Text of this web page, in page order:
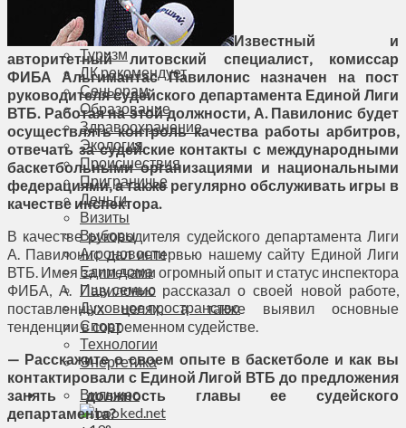
Больше
Фоторепортаж
Туризм
ЛК рекомендует
Сеньорам
Образование
Здравоохранение
Экология
Происшествия
Приграничье
Деньги
Визиты
Выборы
Агроновости
Едим дома
Ищу семью
Духовное пространство
Спорт
Технологии
Энергетика
Вильнюс
Известный и
авторитетный литовский специалист, комиссар
ФИБА Альгимантас Павилонис назначен на пост
руководителя судейского департамента Единой Лиги
ВТБ. Работая на этой должности, А. Павилонис будет
осуществлять контроль качества работы арбитров,
отвечать за судейские контакты с международными
баскетбольными организациями и национальными
федерациями, а также регулярно обслуживать игры в
качестве инспектора.
В качестве руководителя судейского департамента Лиги
А. Павилонис дал интервью нашему сайту Единой Лиги
ВТБ. Имея за плечами огромный опыт и статус инспектора
ФИБА, А. Павилонис рассказал о своей новой работе,
поставленных целях, а также выявил основные
тенденции в современном судействе.
— Расскажите о своем опыте в баскетболе и как вы
контактировали с Единой Лигой ВТБ до предложения
занять должность главы ее судейского
департамента?